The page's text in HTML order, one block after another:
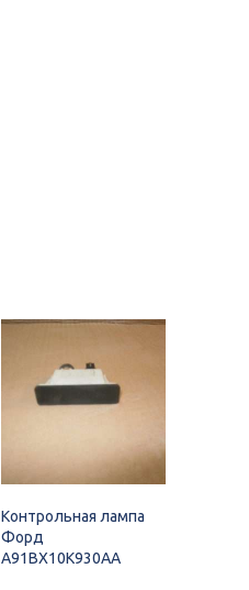
Контрольная лампа
Форд
A91BX10K930AA